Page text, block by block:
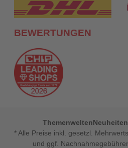
BEWERTUNGEN
ThemenweltenNeuheiten
* Alle Preise inkl. gesetzl.
und ggf.